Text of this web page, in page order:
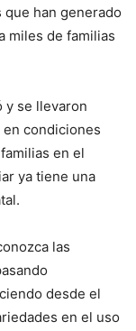
han generado
miles de familias
y se llevaron
en condiciones
en el
ya tiene una
las
desde el
en el uso